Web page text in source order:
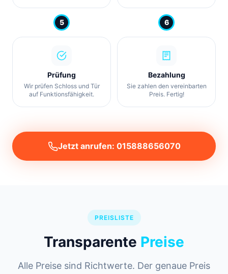
5
Prüfung
Wir prüfen Schloss und Tür
auf Funktionsfähigkeit.
6
Bezahlung
Sie zahlen den vereinbarten
Preis. Fertig!
Jetzt anrufen: 015888656070
PREISLISTE
Transparente Preise
Alle Preise sind Richtwerte. Der genaue Preis